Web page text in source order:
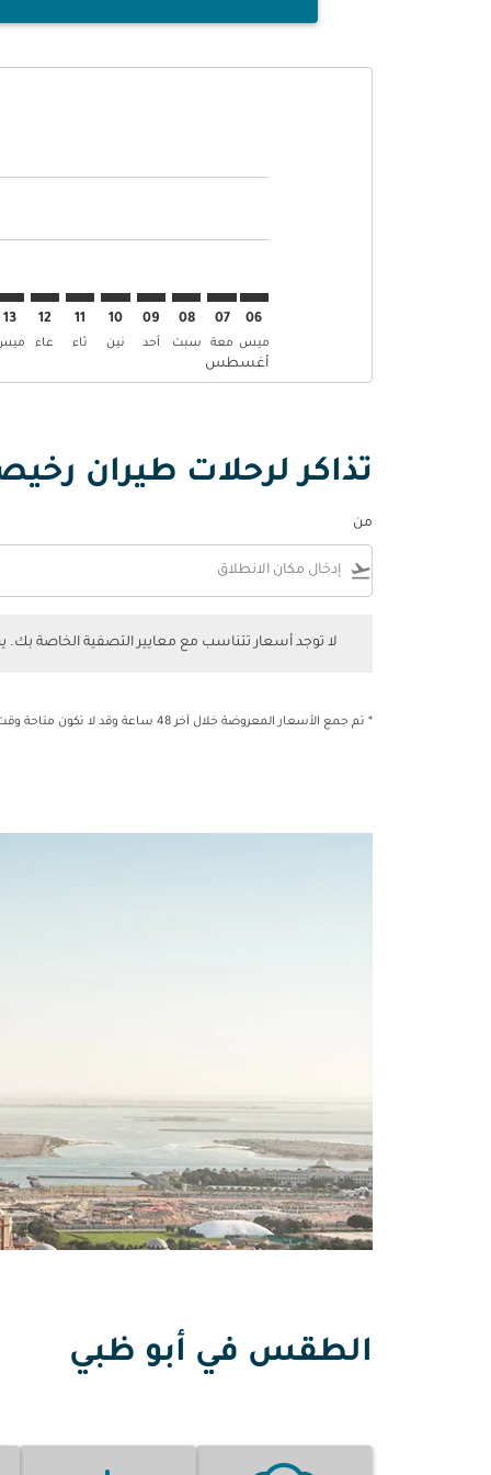
06
ميس
أغسطس
07
معة
08
سبت
09
أحد
10
نين
11
ثاء
12
عاء
13
تذاكر لرحلات طيران
من
flight_takeoff
لا توجد أسعار تتناسب مع معايير التصفية الخاصة
* تم جمع الأسعار المعروضة خلال آخر 48 ساعة وقد لا تكون متاحة وقت الحجز.
الطقس في أبو ظبي